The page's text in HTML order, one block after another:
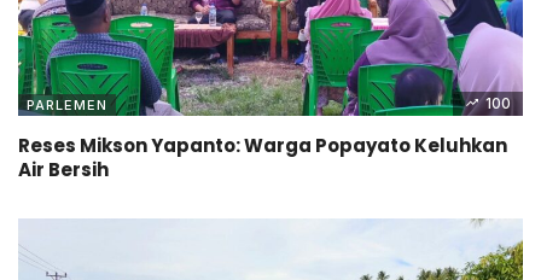
PARLEMEN 100
Reses Mikson Yapanto: Warga Popayato Keluhkan
Air Bersih